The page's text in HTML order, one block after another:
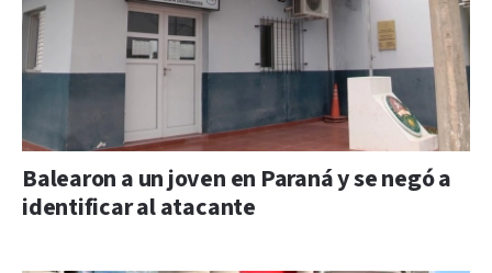
Balearon a un joven en Paraná y se negó a
identificar al atacante